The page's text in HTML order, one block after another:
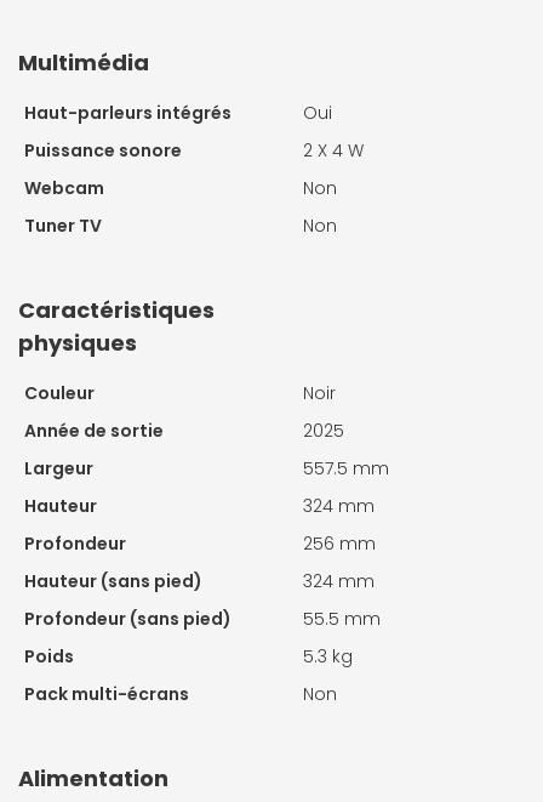
Multimédia
Haut-parleurs intégrés
Oui
Puissance sonore
2 X 4 W
Webcam
Non
Tuner TV
Non
Caractéristiques
physiques
Couleur
Noir
Année de sortie
2025
Largeur
557.5 mm
Hauteur
324 mm
Profondeur
256 mm
Hauteur (sans pied)
324 mm
Profondeur (sans pied)
55.5 mm
Poids
5.3 kg
Pack multi-écrans
Non
Alimentation